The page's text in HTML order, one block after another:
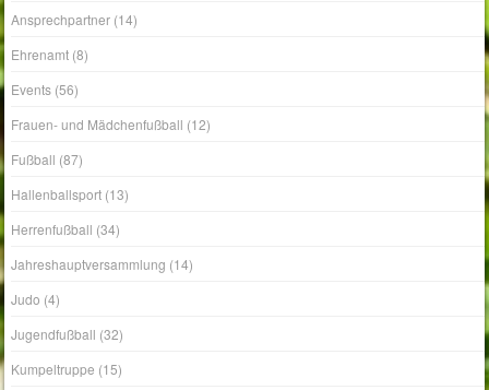
Ansprechpartner (14)
Ehrenamt (8)
Events (56)
Frauen- und Mädchenfußball (12)
Fußball (87)
Hallenballsport (13)
Herrenfußball (34)
Jahreshauptversammlung (14)
Judo (4)
Jugendfußball (32)
Kumpeltruppe (15)